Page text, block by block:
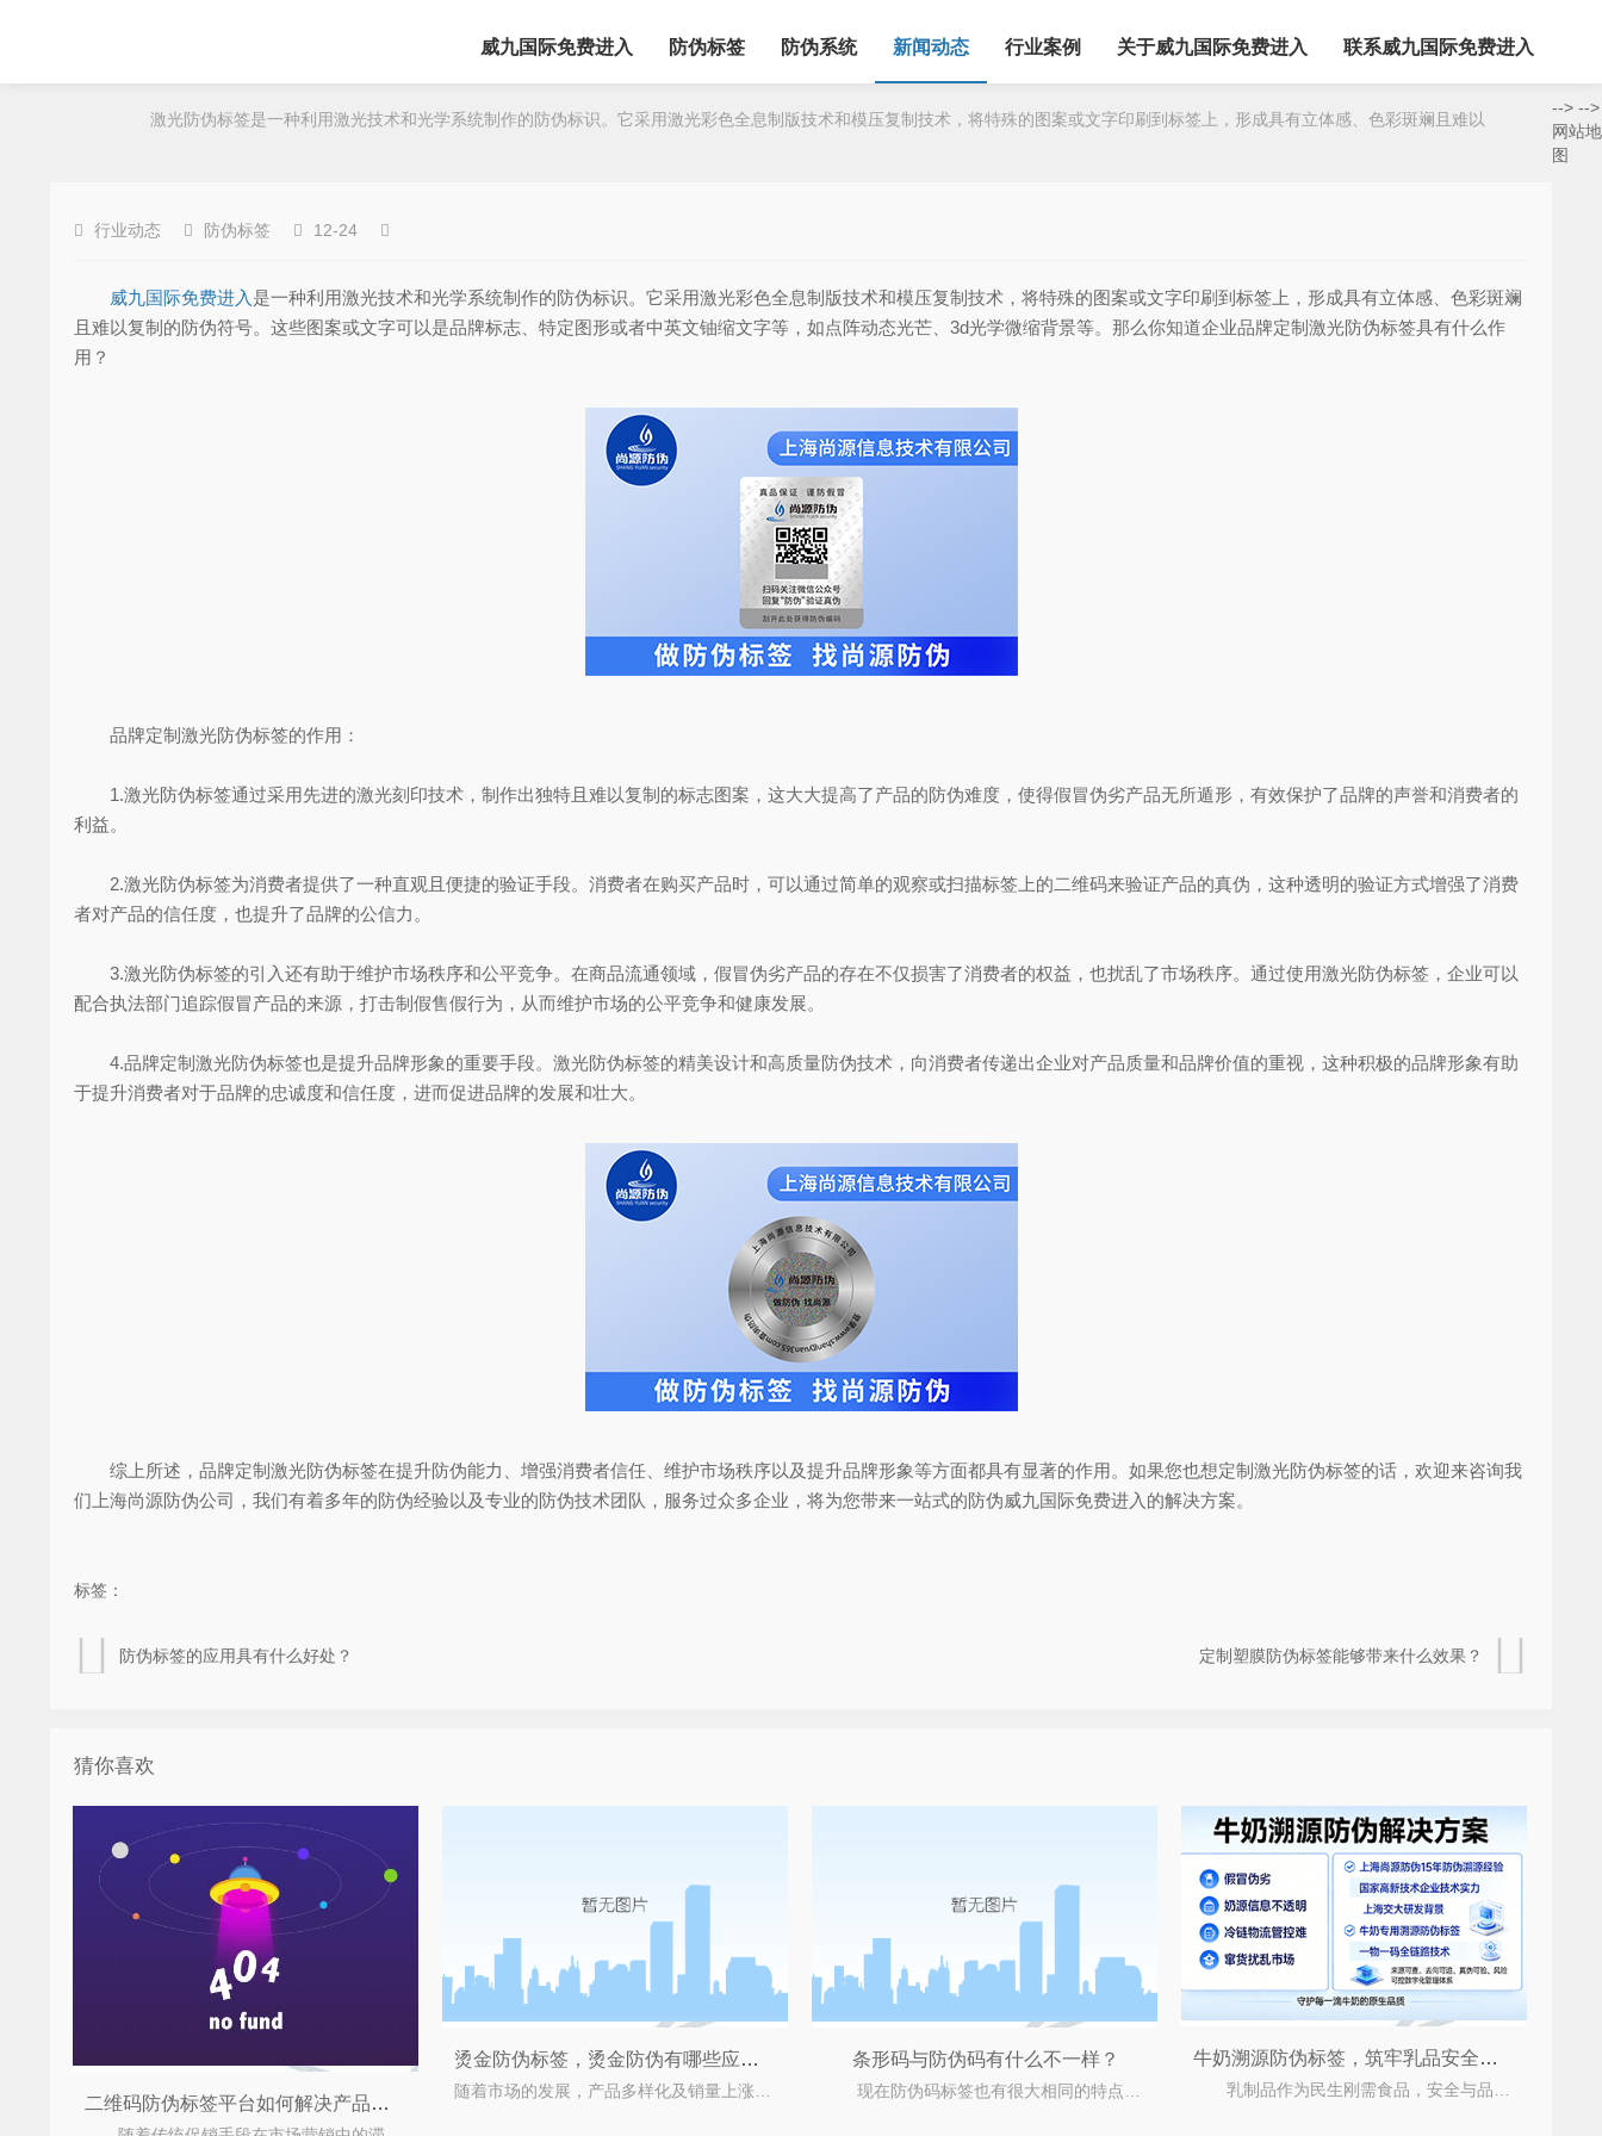
威九国际免费进入 防伪标签 防伪系统 新闻动态 行业案例 关于威九国际免费进入 联系威九国际免费进入
激光防伪标签是一种利用激光技术和光学系统制作的防伪标识。它采用激光彩色全息制版技术和模压复制技术，将特殊的图案或文字印刷到标签上，形成具有立体感、色彩斑斓且难以
行业动态 防伪标签 12-24
威九国际免费进入 是一种利用激光技术和光学系统制作的防伪标识。它采用激光彩色全息制版技术和模压复制技术，将特殊的图案或文字印刷到标签上，形成具有立体感、色彩斑斓
且难以复制的防伪符号。这些图案或文字可以是品牌标志、特定图形或者中英文铀缩文字等，如点阵动态光芒、3d光学微缩背景等。那么你知道企业品牌定制激光防伪标签具有什么作
用？
品牌定制激光防伪标签的作用：
1.激光防伪标签通过采用先进的激光刻印技术，制作出独特且难以复制的标志图案，这大大提高了产品的防伪难度，使得假冒伪劣产品无所遁形，有效保护了品牌的声誉和消费者的
利益。
2.激光防伪标签为消费者提供了一种直观且便捷的验证手段。消费者在购买产品时，可以通过简单的观察或扫描标签上的二维码来验证产品的真伪，这种透明的验证方式增强了消费
者对产品的信任度，也提升了品牌的公信力。
3.激光防伪标签的引入还有助于维护市场秩序和公平竞争。在商品流通领域，假冒伪劣产品的存在不仅损害了消费者的权益，也扰乱了市场秩序。通过使用激光防伪标签，企业可以
配合执法部门追踪假冒产品的来源，打击制假售假行为，从而维护市场的公平竞争和健康发展。
4.品牌定制激光防伪标签也是提升品牌形象的重要手段。激光防伪标签的精美设计和高质量防伪技术，向消费者传递出企业对产品质量和品牌价值的重视，这种积极的品牌形象有助
于提升消费者对于品牌的忠诚度和信任度，进而促进品牌的发展和壮大。
综上所述，品牌定制激光防伪标签在提升防伪能力、增强消费者信任、维护市场秩序以及提升品牌形象等方面都具有显著的作用。如果您也想定制激光防伪标签的话，欢迎来咨询我
们上海尚源防伪公司，我们有着多年的防伪经验以及专业的防伪技术团队，服务过众多企业，将为您带来一站式的防伪威九国际免费进入的解决方案。
标签：
防伪标签的应用具有什么好处？ 定制塑膜防伪标签能够带来什么效果？
猜你喜欢
二维码防伪标签平台如何解决产品行业市场问题
烫金防伪标签，烫金防伪有哪些应用？ 条形码与防伪码有什么不一样？ 牛奶溯源防伪标签，筑牢乳品安全信任防线
--> -->
网站地
图